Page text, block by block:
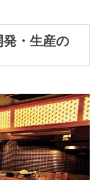
・生産の